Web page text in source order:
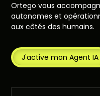
Ortego vous
autonomes et
aux côtés des humains.
J'active mon Agent IA